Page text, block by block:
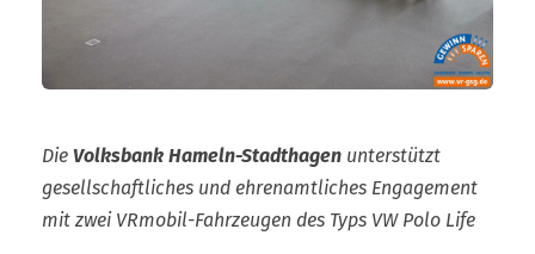
Die Volksbank Hameln-Stadthagen unter­stützt
gesellschaftliches und ehrenamtliches Engagement
mit zwei VRmobil-Fahrzeugen des Typs VW Polo Life